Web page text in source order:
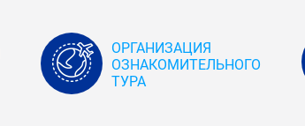
ОРГАНИЗАЦИЯ
ОЗНАКОМИТЕЛЬНОГО
ТУРА